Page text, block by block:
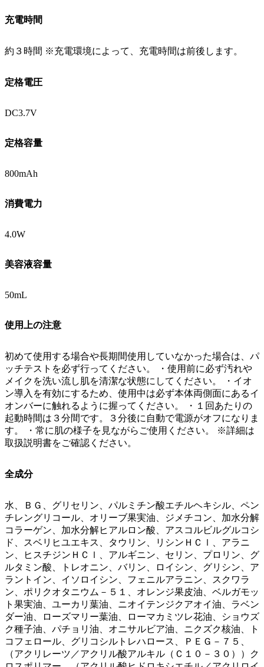
充電時間
約３時間 ※充電環境によって、充電時間は前後します。
定格電圧
DC3.7V
定格容量
800mAh
消費電力
4.0W
美容液容量
50mL
使用上の注意
初めて使用する場合や長期間使用していなかった場合は、パ
ッチテストを必ず行ってください。 ・使用前に必ず汚れや
メイクを洗い流し肌を清潔な状態にしてください。 ・イオ
ン導入を有効にするため、使用中は必ず本体両側面にあるイ
オンバーに触れるように握ってください。 ・１回あたりの
起動時間は３分間です。３分後に自動で電源がオフになりま
す。 ・常に肌の様子を見ながらご使用ください。 ※詳細は
取扱説明書をご確認ください。
全成分
水、ＢＧ、グリセリン、パルミチン酸エチルヘキシル、ペン
チレングリコール、オリーブ果実油、ジメチコン、加水分解
コラーゲン、加水分解ヒアルロン酸、アスコルビルグルコシ
ド、スベリヒユエキス、タウリン、リシンＨＣｌ、アラニ
ン、ヒスチジンＨＣｌ、アルギニン、セリン、プロリン、グ
ルタミン酸、トレオニン、バリン、ロイシン、グリシン、ア
ラントイン、イソロイシン、フェニルアラニン、スクワラ
ン、ポリクオタニウム－５１、オレンジ果皮油、ベルガモッ
ト果実油、ユーカリ葉油、ニオイテンジクアオイ油、ラベン
ダー油、ローズマリー葉油、ローマカミツレ花油、ショウズ
ク種子油、パチョリ油、オニサルビア油、ニクズク核油、ト
コフェロール、グリコシルトレハロース、ＰＥＧ－７５、
（アクリレーツ／アクリル酸アルキル（Ｃ１０－３０））ク